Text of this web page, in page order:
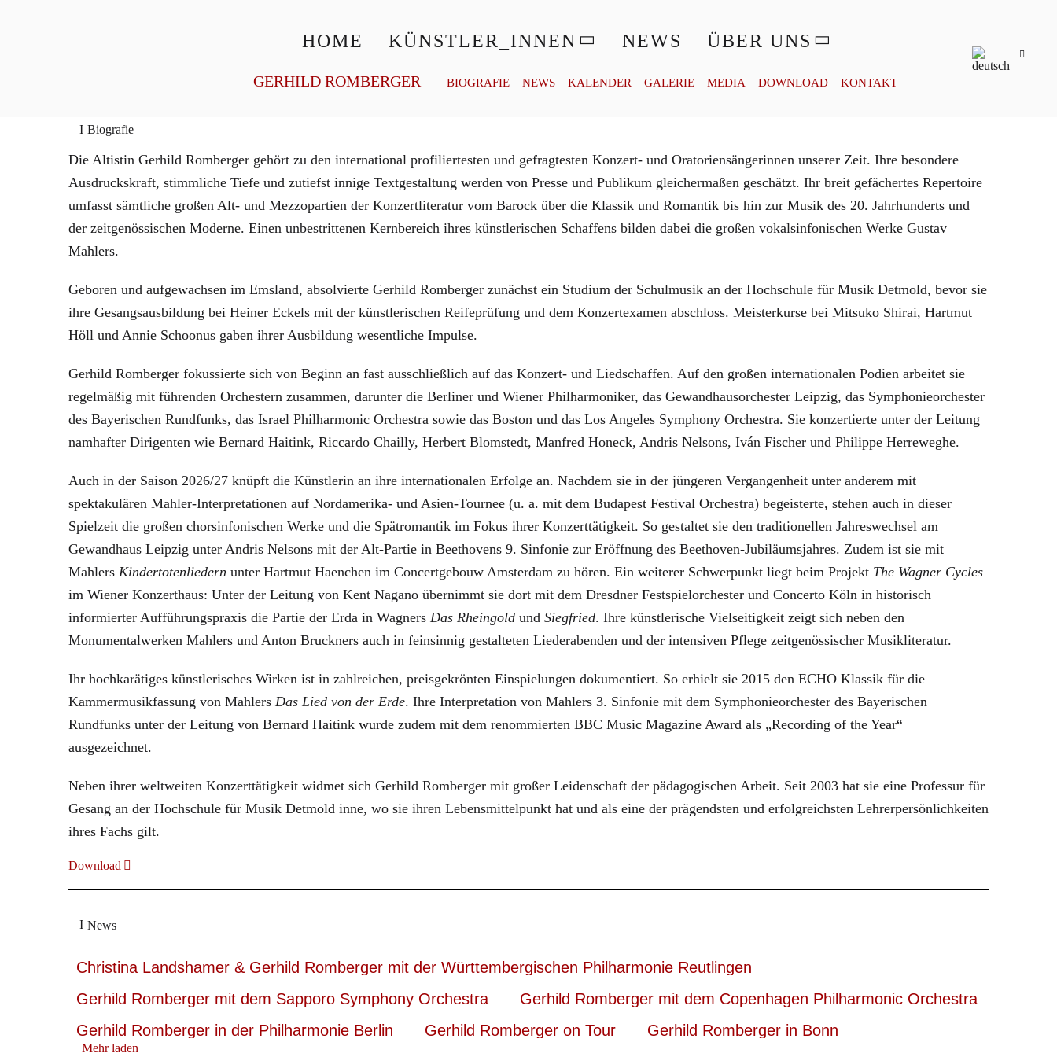
HOME KÜNSTLER_INNEN NEWS ÜBER UNS
GERHILD ROMBERGER BIOGRAFIE NEWS KALENDER GALERIE MEDIA DOWNLOAD KONTAKT
Biografie
Die Altistin Gerhild Romberger gehört zu den international profiliertesten und gefragtesten Konzert- und Oratoriensängerinnen unserer Zeit. Ihre besondere
Ausdruckskraft, stimmliche Tiefe und zutiefst innige Textgestaltung werden von Presse und Publikum gleichermaßen geschätzt. Ihr breit gefächertes Repertoire
umfasst sämtliche großen Alt- und Mezzopartien der Konzertliteratur vom Barock über die Klassik und Romantik bis hin zur Musik des 20. Jahrhunderts und
der zeitgenössischen Moderne. Einen unbestrittenen Kernbereich ihres künstlerischen Schaffens bilden dabei die großen vokalsinfonischen Werke Gustav
Mahlers.
Geboren und aufgewachsen im Emsland, absolvierte Gerhild Romberger zunächst ein Studium der Schulmusik an der Hochschule für Musik Detmold, bevor sie
ihre Gesangsausbildung bei Heiner Eckels mit der künstlerischen Reifeprüfung und dem Konzertexamen abschloss. Meisterkurse bei Mitsuko Shirai, Hartmut
Höll und Annie Schoonus gaben ihrer Ausbildung wesentliche Impulse.
Gerhild Romberger fokussierte sich von Beginn an fast ausschließlich auf das Konzert- und Liedschaffen. Auf den großen internationalen Podien arbeitet sie
regelmäßig mit führenden Orchestern zusammen, darunter die Berliner und Wiener Philharmoniker, das Gewandhausorchester Leipzig, das Symphonieorchester
des Bayerischen Rundfunks, das Israel Philharmonic Orchestra sowie das Boston und das Los Angeles Symphony Orchestra. Sie konzertierte unter der Leitung
namhafter Dirigenten wie Bernard Haitink, Riccardo Chailly, Herbert Blomstedt, Manfred Honeck, Andris Nelsons, Iván Fischer und Philippe Herreweghe.
Auch in der Saison 2026/27 knüpft die Künstlerin an ihre internationalen Erfolge an. Nachdem sie in der jüngeren Vergangenheit unter anderem mit
spektakulären Mahler-Interpretationen auf Nordamerika- und Asien-Tournee (u. a. mit dem Budapest Festival Orchestra) begeisterte, stehen auch in dieser
Spielzeit die großen chorsinfonischen Werke und die Spätromantik im Fokus ihrer Konzerttätigkeit. So gestaltet sie den traditionellen Jahreswechsel am
Gewandhaus Leipzig unter Andris Nelsons mit der Alt-Partie in Beethovens 9. Sinfonie zur Eröffnung des Beethoven-Jubiläumsjahres. Zudem ist sie mit
Mahlers Kindertotenliedern unter Hartmut Haenchen im Concertgebouw Amsterdam zu hören. Ein weiterer Schwerpunkt liegt beim Projekt The Wagner Cycles
im Wiener Konzerthaus: Unter der Leitung von Kent Nagano übernimmt sie dort mit dem Dresdner Festspielorchester und Concerto Köln in historisch
informierter Aufführungspraxis die Partie der Erda in Wagners Das Rheingold und Siegfried. Ihre künstlerische Vielseitigkeit zeigt sich neben den
Monumentalwerken Mahlers und Anton Bruckners auch in feinsinnig gestalteten Liederabenden und der intensiven Pflege zeitgenössischer Musikliteratur.
Ihr hochkarätiges künstlerisches Wirken ist in zahlreichen, preisgekrönten Einspielungen dokumentiert. So erhielt sie 2015 den ECHO Klassik für die
Kammermusikfassung von Mahlers Das Lied von der Erde. Ihre Interpretation von Mahlers 3. Sinfonie mit dem Symphonieorchester des Bayerischen
Rundfunks unter der Leitung von Bernard Haitink wurde zudem mit dem renommierten BBC Music Magazine Award als „Recording of the Year“
ausgezeichnet.
Neben ihrer weltweiten Konzerttätigkeit widmet sich Gerhild Romberger mit großer Leidenschaft der pädagogischen Arbeit. Seit 2003 hat sie eine Professur für
Gesang an der Hochschule für Musik Detmold inne, wo sie ihren Lebensmittelpunkt hat und als eine der prägendsten und erfolgreichsten Lehrerpersönlichkeiten
ihres Fachs gilt.
Download
News
Christina Landshamer & Gerhild Romberger mit der Württembergischen Philharmonie Reutlingen
Gerhild Romberger mit dem Sapporo Symphony Orchestra
Gerhild Romberger mit dem Copenhagen Philharmonic Orchestra
Gerhild Romberger in der Philharmonie Berlin
Gerhild Romberger on Tour Gerhild Romberger in Bonn
Mehr laden